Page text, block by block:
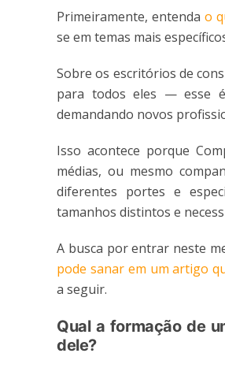
Primeiramente, entenda o
se em temas mais
Sobre os escritórios de
para todos eles — esse
demandando novos
Isso acontece porque
médias, ou mesmo
diferentes portes e
tamanhos distintos e
A busca por entrar neste
pode sanar em um artigo
a seguir.
Qual a formação de
dele?